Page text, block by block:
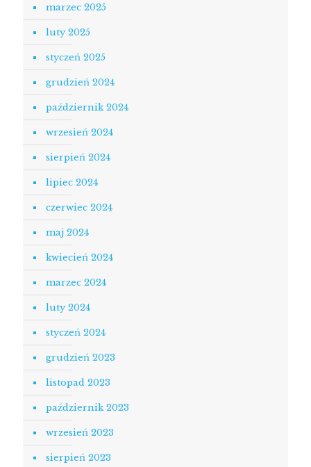
marzec 2025
luty 2025
styczeń 2025
grudzień 2024
październik 2024
wrzesień 2024
sierpień 2024
lipiec 2024
czerwiec 2024
maj 2024
kwiecień 2024
marzec 2024
luty 2024
styczeń 2024
grudzień 2023
listopad 2023
październik 2023
wrzesień 2023
sierpień 2023